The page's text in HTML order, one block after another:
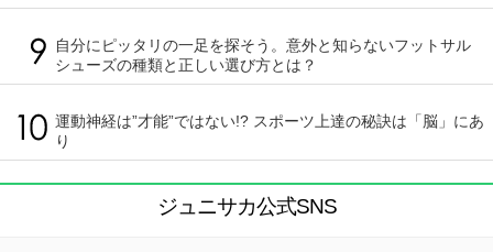
自分にピッタリの一足を探そう。意外と知らないフットサル
シューズの種類と正しい選び方とは？
運動神経は”才能”ではない!? スポーツ上達の秘訣は「脳」にあ
り
ジュニサカ公式SNS